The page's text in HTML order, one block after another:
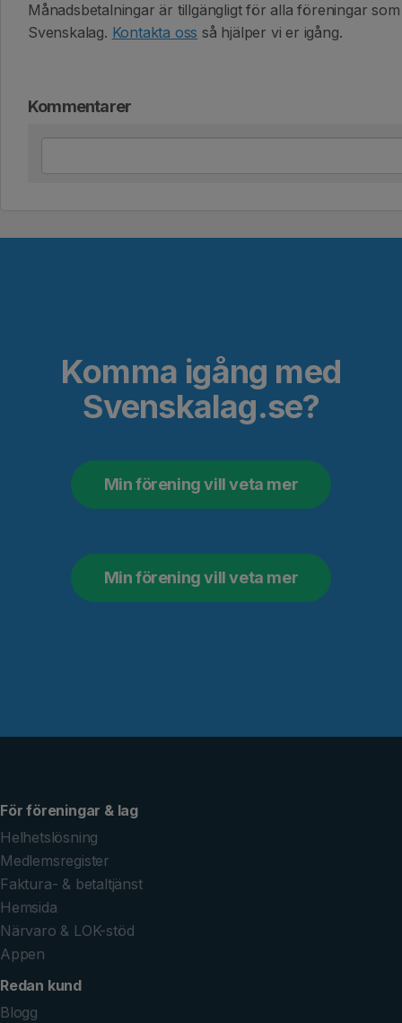
Månadsbetalningar är tillgängligt för alla föreningar
Svenskalag. Kontakta oss så hjälper vi er igång.
Kommentarer
Komma igång med
Svenskalag.se?
Min förening vill veta mer
Min förening vill veta mer
För föreningar & lag
Helhetslösning
Medlemsregister
Faktura- & betaltjänst
Hemsida
Närvaro & LOK-stöd
Appen
Redan kund
Blogg